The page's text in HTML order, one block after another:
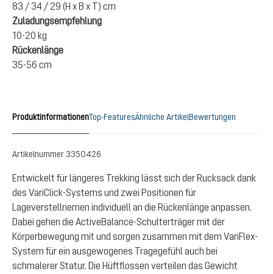
83 / 34 / 29 (H x B x T) cm
Zuladungsempfehlung
10-20 kg
Rückenlänge
35-56 cm
ProduktinformationenTop-FeaturesÄhnliche ArtikelBewertungen
Artikelnummer 3350426
Entwickelt für längeres Trekking lässt sich der Rucksack dank
des VariClick-Systems und zwei Positionen für
Lageverstellriemen individuell an die Rückenlänge anpassen.
Dabei gehen die ActiveBalance-Schulterträger mit der
Körperbewegung mit und sorgen zusammen mit dem VariFlex-
System für ein ausgewogenes Tragegefühl auch bei
schmalerer Statur. Die Hüftflossen verteilen das Gewicht